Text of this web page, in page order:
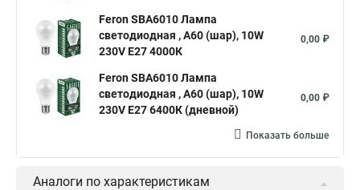
Feron SBA6010 Лампа
светодиодная , A60 (шар), 10W
230V E27 4000К
0,00 ₽
Feron SBA6010 Лампа
светодиодная , A60 (шар), 10W
230V E27 6400К (дневной)
0,00 ₽
Показать больше
Аналоги по характеристикам